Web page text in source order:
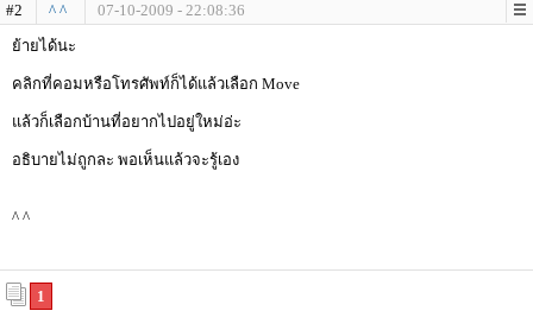
#2 ^ ^
07-10-2009 - 22:08:36
ย้ายได้นะ
คลิกที่คอมหรือโทรศัพท์ก็ได้แล้วเลือก Move
แล้วก็เลือกบ้านที่อยากไปอยู่ใหม่อ่ะ
อธิบายไม่ถูกละ พอเห็นแล้วจะรู้เอง
^ ^
1